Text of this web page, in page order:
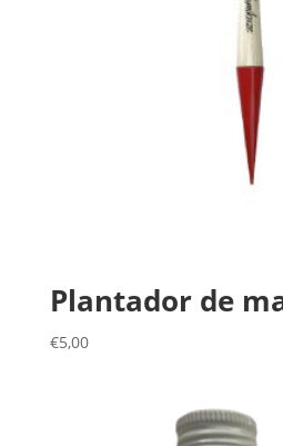
Plantador de
€5,00